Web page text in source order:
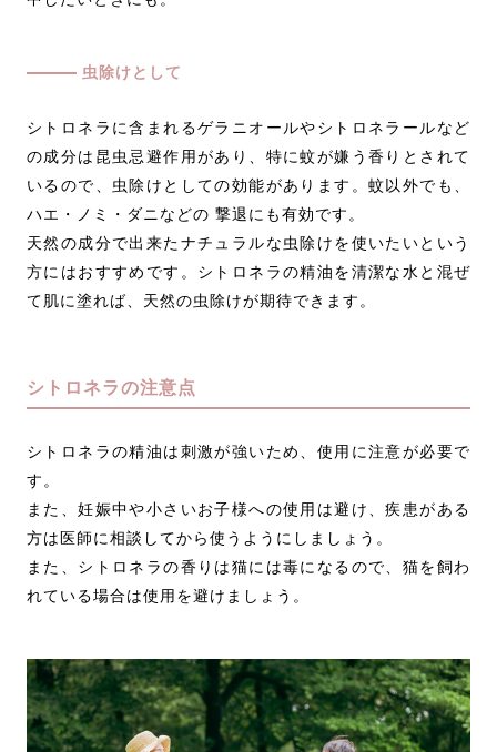
虫除けとして
シトロネラに含まれるゲラニオールやシトロネラールなど
の成分は昆虫忌避作用があり、特に蚊が嫌う香りとされて
いるので、虫除けとしての効能があります。蚊以外でも、
ハエ・ノミ・ダニなどの 撃退にも有効です。
天然の成分で出来たナチュラルな虫除けを使いたいという
方にはおすすめです。シトロネラの精油を清潔な水と混ぜ
て肌に塗れば、天然の虫除けが期待できます。
シトロネラの注意点
シトロネラの精油は刺激が強いため、使用に注意が必要で
す。
また、妊娠中や小さいお子様への使用は避け、疾患がある
方は医師に相談してから使うようにしましょう。
また、シトロネラの香りは猫には毒になるので、猫を飼わ
れている場合は使用を避けましょう。